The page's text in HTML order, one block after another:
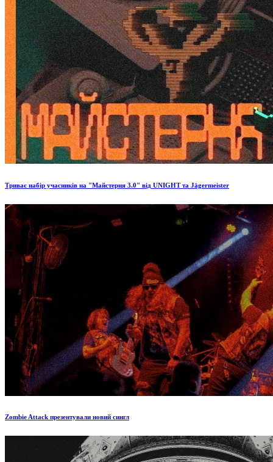
Триває набір учасників на "Майстерня 3.0" від UNIGHT та Jägermeister
Zombie Attack презентували новий сингл